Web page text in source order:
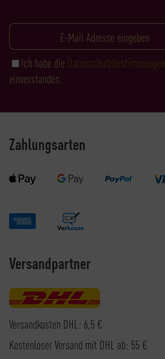
Ich habe die Datenschutzbestimmungen
einverstanden.
Zahlungsarten
Versandpartner
Versandkosten DHL: 6,5 €
Kostenloser Versand mit DHL ab: 55 €